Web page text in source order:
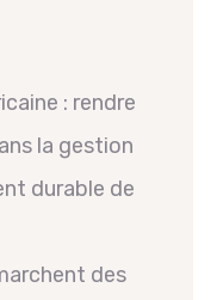
: rendre
la gestion
durable de
des